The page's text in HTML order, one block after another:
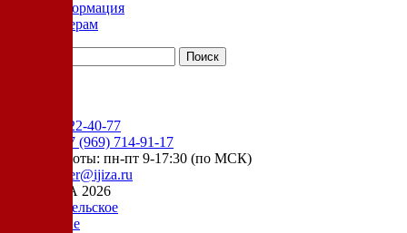
Информация
Дилерам
+7 (905) 222-40-77
+7 (969) 714-91-17
режим работы: пн-пт 9-17:30 (по МСК)
order@ijiza.ru
© ИЖИЦА 2026
Пользовательское
соглашение